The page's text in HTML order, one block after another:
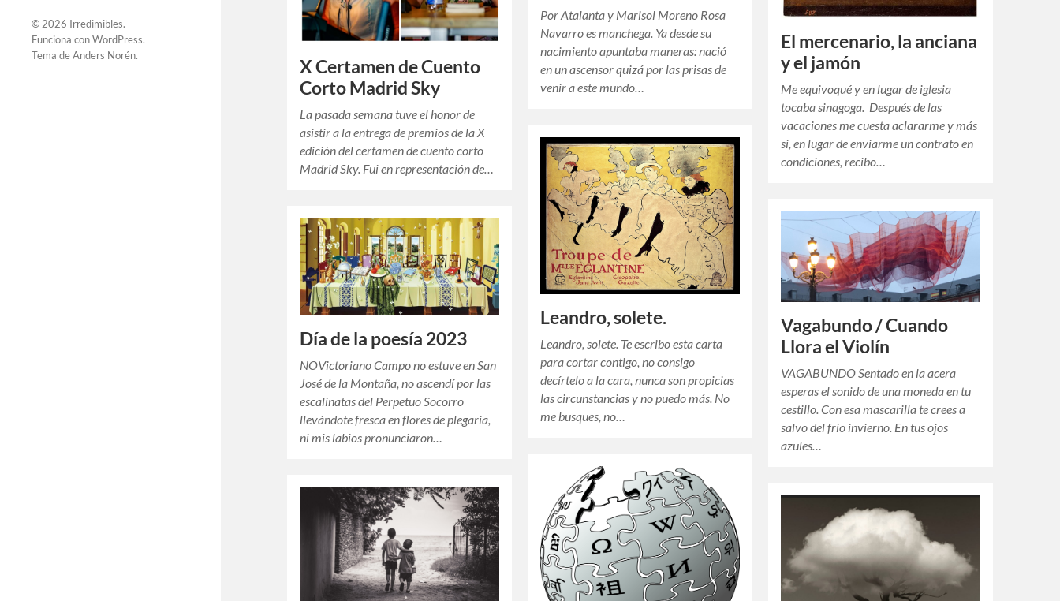
© 2026 Irredimibles.
Funciona conWordPress.
Tema deAnders Norén.
Por Atalanta y Marisol Moreno Rosa
Navarro es manchega. Ya desde su
nacimiento apuntaba maneras: nació
en un ascensor quizá por las prisas de
venir a este mundo…
El mercenario, la anciana
y el jamón
Me equivoqué y en lugar de iglesia
tocaba sinagoga. Después de las
vacaciones me cuesta aclararme y más
si, en lugar de enviarme un contrato en
condiciones, recibo…
X Certamen de Cuento
Corto Madrid Sky
La pasada semana tuve el honor de
asistir a la entrega de premios de la X
edición del certamen de cuento corto
Madrid Sky. Fui en representación de…
Leandro, solete.
Leandro, solete. Te escribo esta carta
para cortar contigo, no consigo
decírtelo a la cara, nunca son propicias
las circunstancias y no puedo más. No
me busques, no…
Vagabundo / Cuando
Llora el Violín
VAGABUNDO Sentado en la acera
esperas el sonido de una moneda en tu
cestillo. Con esa mascarilla te crees a
salvo del frío invierno. En tus ojos
azules…
Día de la poesía 2023
NOVictoriano Campo no estuve en San
José de la Montaña, no ascendí por las
escalinatas del Perpetuo Socorro
llevándote fresca en flores de plegaria,
ni mis labios pronunciaron…